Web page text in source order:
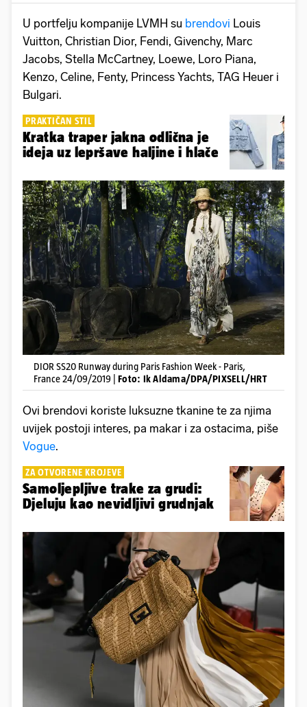
U portfelju kompanije LVMH su brendovi Louis
Vuitton, Christian Dior, Fendi, Givenchy, Marc
Jacobs, Stella McCartney, Loewe, Loro Piana,
Kenzo, Celine, Fenty, Princess Yachts, TAG Heuer i
Bulgari.
PRAKTIČAN STIL
Kratka traper jakna odlična je
ideja uz lepršave haljine i hlače
DIOR SS20 Runway during Paris Fashion Week - Paris,
France 24/09/2019 | Foto: Ik Aldama/DPA/PIXSELL/HRT
Ovi brendovi koriste luksuzne tkanine te za njima
uvijek postoji interes, pa makar i za ostacima, piše
Vogue.
ZA OTVORENE KROJEVE
Samoljepljive trake za grudi:
Djeluju kao nevidljivi grudnjak